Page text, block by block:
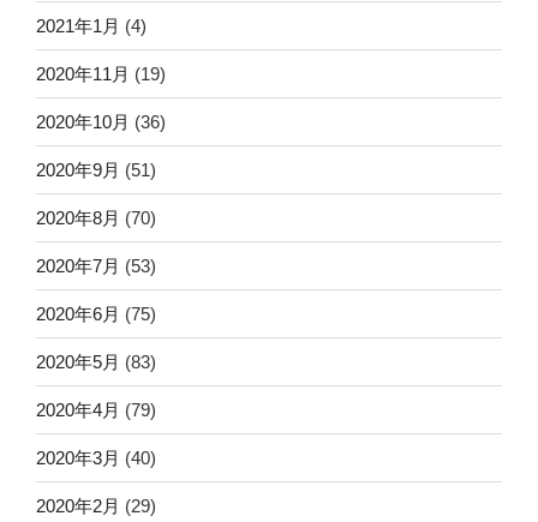
2021年1月 (4)
2020年11月 (19)
2020年10月 (36)
2020年9月 (51)
2020年8月 (70)
2020年7月 (53)
2020年6月 (75)
2020年5月 (83)
2020年4月 (79)
2020年3月 (40)
2020年2月 (29)